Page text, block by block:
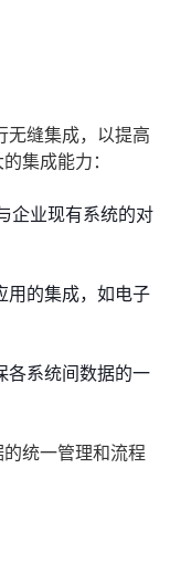
无缝集成，以提高
集成能力：
企业现有系统的对
用的集成，如电子
各系统间数据的一
统一管理和流程